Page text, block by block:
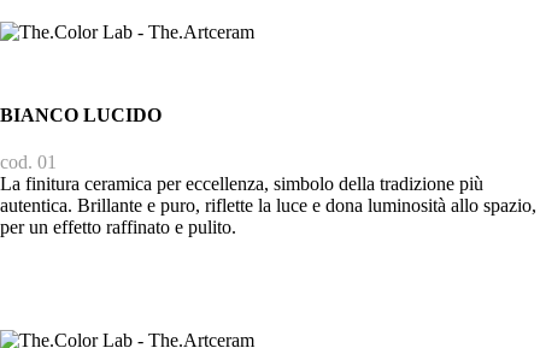
BIANCO LUCIDO
cod. 01
La finitura ceramica per eccellenza, simbolo della tradizione più
autentica. Brillante e puro, riflette la luce e dona luminosità allo spazio,
per un effetto raffinato e pulito.